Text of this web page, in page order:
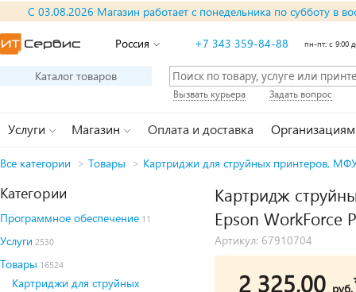
С 03.08.2026 Магазин работает с понедельника по субботу в
Россия +7 343 359-84-88 пн-пт: с 9:00
Каталог товаров
Вызвать курьера Задать вопрос
Услуги Магазин Оплата и доставка Организациям
Все категории > Товары > Картриджи для струйных принтеров,
Категории
Программное обеспечение 11
Услуги 2530
Товары 16524
Картриджи для струйных
Картридж
Epson WorkForce
Артикул: 67910704
2 325,00 руб.